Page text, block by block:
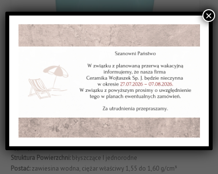
SZKLIWA NISKOTOPLIWE 1080-1120*C
Kolor:niebieskie
Typ:kryjące
Struktura Powierzchni:błyszczące I jednorodne
Postać:zawiesina wodna, ciężar właściwy 1,55 do 1,60 g/cm³
×